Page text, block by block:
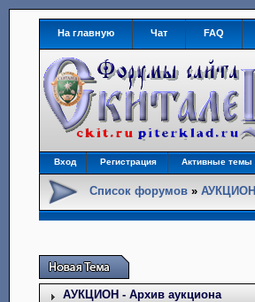
На главную Чат FAQ
Вход Регистрация Активные темы
Список форумов »АУКЦИОН
АУКЦИОН - Архив аукциона